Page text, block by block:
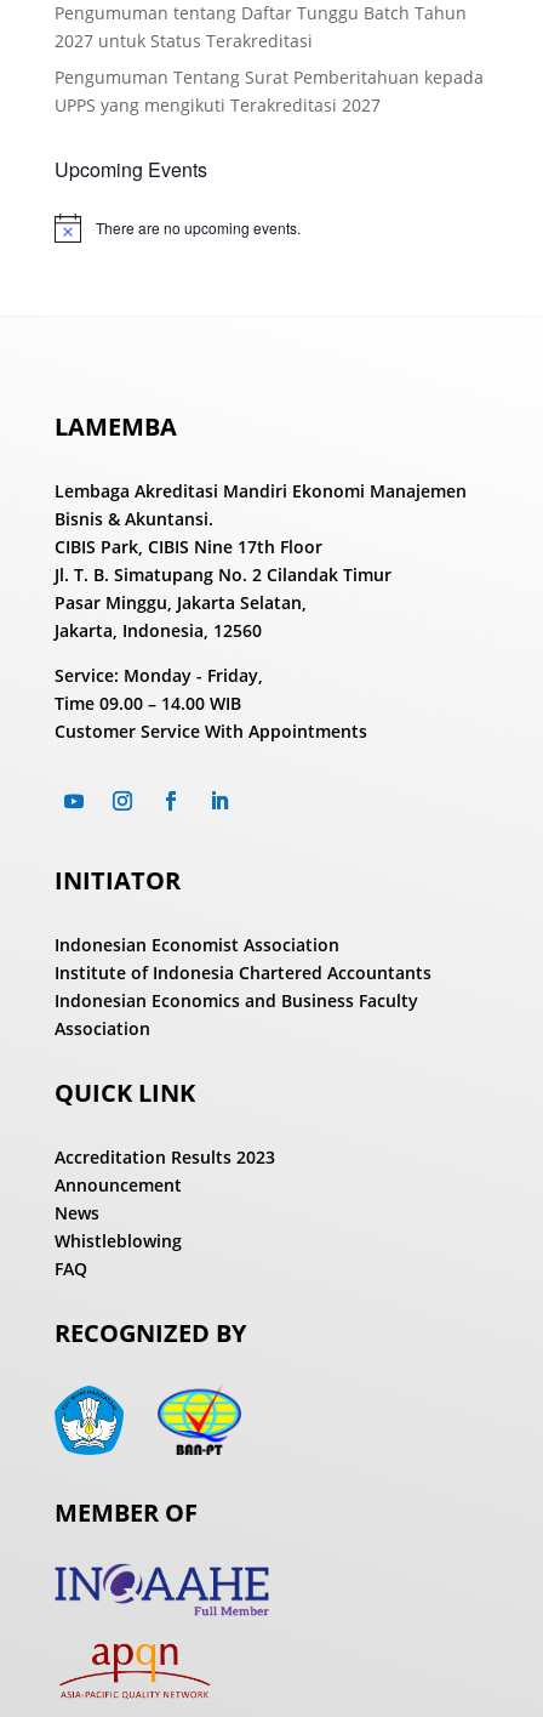
Pengumuman tentang Daftar Tunggu Batch Tahun
2027 untuk Status Terakreditasi
Pengumuman Tentang Surat Pemberitahuan kepada
UPPS yang mengikuti Terakreditasi 2027
Upcoming Events
Notice There are no upcoming events.
LAMEMBA
Lembaga Akreditasi Mandiri Ekonomi Manajemen
Bisnis & Akuntansi.
CIBIS Park, CIBIS Nine 17th Floor
Jl. T. B. Simatupang No. 2 Cilandak Timur
Pasar Minggu, Jakarta Selatan,
Jakarta, Indonesia, 12560
Service: Monday - Friday,
Time 09.00 – 14.00 WIB
Customer Service With Appointments
INITIATOR
Indonesian Economist Association
Institute of Indonesia Chartered Accountants
Indonesian Economics and Business Faculty
Association
QUICK LINK
Accreditation Results 2023
Announcement
News
Whistleblowing
FAQ
RECOGNIZED BY
MEMBER OF